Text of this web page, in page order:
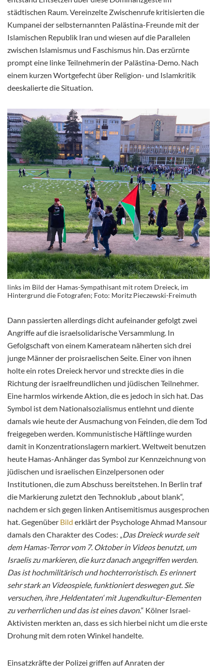
städtischen Raum. Vereinzelte Zwischenrufe kritisierten die
Kumpanei der selbsternannten Palästina-Freunde mit der
Islamischen Republik Iran und wiesen auf die Parallelen
zwischen Islamismus und Faschismus hin. Das erzürnte
prompt eine linke Teilnehmerin der Palästina-Demo. Nach
einem kurzen Wortgefecht über Religion- und Islamkritik
deeskalierte die Situation.
links im Bild der Hamas-Sympathisant mit rotem Dreieck, im
Hintergrund die Fotografen; Foto: Moritz Pieczewski-Freimuth
Dann passierten allerdings dicht aufeinander gefolgt zwei
Angriffe auf die israelsolidarische Versammlung. In
Gefolgschaft von einem Kamerateam näherten sich drei
junge Männer der proisraelischen Seite. Einer von ihnen
holte ein rotes Dreieck hervor und streckte dies in die
Richtung der israelfreundlichen und jüdischen Teilnehmer.
Eine harmlos wirkende Aktion, die es jedoch in sich hat. Das
Symbol ist dem Nationalsozialismus entlehnt und diente
damals wie heute der Ausmachung von Feinden, die dem Tod
freigegeben werden. Kommunistische Häftlinge wurden
damit in Konzentrationslagern markiert. Weltweit benutzen
heute Hamas-Anhänger das Symbol zur Kennzeichnung von
jüdischen und israelischen Einzelpersonen oder
Institutionen, die zum Abschuss bereitstehen. In Berlin traf
die Markierung zuletzt den Technoklub „about blank“,
nachdem er sich gegen linken Antisemitismus ausgesprochen
hat. Gegenüber Bild erklärt der Psychologe Ahmad Mansour
damals den Charakter des Codes: „Das Dreieck wurde seit
dem Hamas-Terror vom 7. Oktober in Videos benutzt, um
Israelis zu markieren, die kurz danach angegriffen werden.
Das ist hochmilitärisch und hochterroristisch. Es erinnert
sehr stark an Videospiele, funktioniert deswegen gut. Sie
versuchen, ihre ,Heldentaten‘ mit Jugendkultur-Elementen
zu verherrlichen und das ist eines davon.“ Kölner Israel-
Aktivisten merkten an, dass es sich hierbei nicht um die erste
Drohung mit dem roten Winkel handelte.
Einsatzkräfte der Polizei griffen auf Anraten der